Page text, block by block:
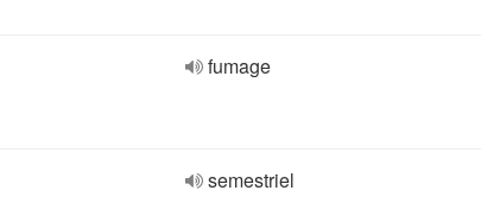
fumage
semestriel